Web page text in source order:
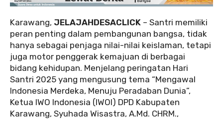
Karawang, JELAJAHDESACLICK – Santri memiliki
peran penting dalam pembangunan bangsa, tidak
hanya sebagai penjaga nilai-nilai keislaman, tetapi
juga motor penggerak kemajuan di berbagai
bidang kehidupan. Menjelang peringatan Hari
Santri 2025 yang mengusung tema “Mengawal
Indonesia Merdeka, Menuju Peradaban Dunia”,
Ketua IWO Indonesia (IWOI) DPD Kabupaten
Karawang, Syuhada Wisastra, A.Md. CHRM.,